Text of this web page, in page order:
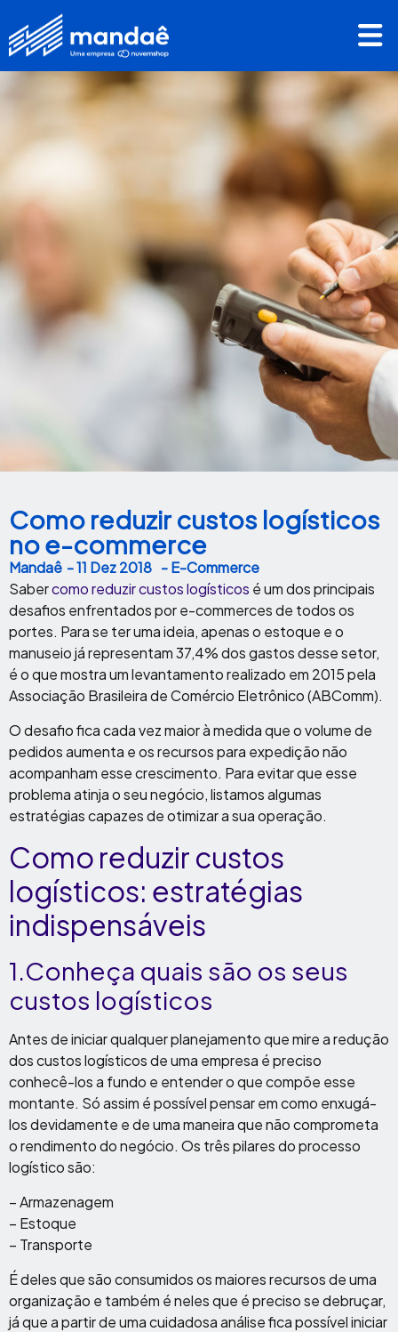
Como reduzir custos logísticos
no e-commerce
Mandaê -11 Dez 2018 - E-Commerce
Sabercomo reduzir custos logísticos é um dos principais
desafios enfrentados por e-commerces de todos os
portes. Para se ter uma ideia, apenas o estoque e o
manuseio já representam 37,4% dos gastos desse setor,
é o que mostra um levantamento realizado em 2015 pela
Associação Brasileira de Comércio Eletrônico (ABComm).
O desafio fica cada vez maior à medida que o volume de
pedidos aumenta e os recursos para expedição não
acompanham esse crescimento. Para evitar que esse
problema atinja o seu negócio, listamos algumas
estratégias capazes de otimizar a sua operação.
Como reduzir custos
logísticos: estratégias
indispensáveis
1.Conheça quais são os seus
custos logísticos
Antes de iniciar qualquer planejamento que mire a redução
dos custos logísticos de uma empresa é preciso
conhecê-los a fundo e entender o que compõe esse
montante. Só assim é possível pensar em como enxugá-
los devidamente e de uma maneira que não comprometa
o rendimento do negócio. Os três pilares do processo
logístico são:
– Armazenagem
– Estoque
– Transporte
É deles que são consumidos os maiores recursos de uma
organização e também é neles que é preciso se debruçar,
já que a partir de uma cuidadosa análise fica possível iniciar